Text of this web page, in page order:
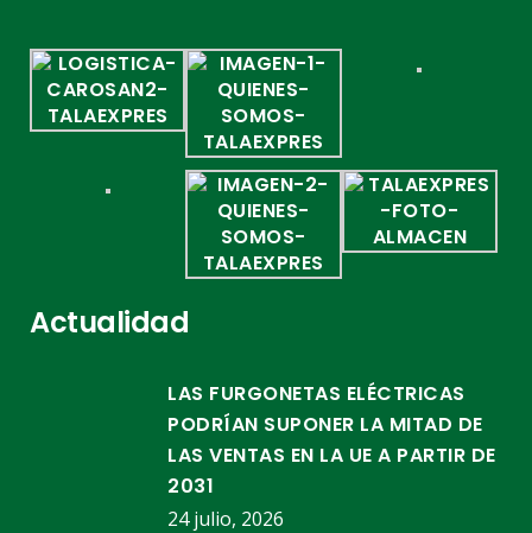
Actualidad
LAS FURGONETAS ELÉCTRICAS
PODRÍAN SUPONER LA MITAD DE
LAS VENTAS EN LA UE A PARTIR DE
2031
24 julio, 2026